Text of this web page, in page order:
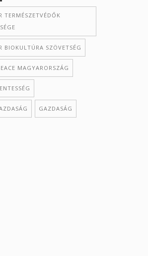
TERMÉSZETVÉDŐK
BIOKULTÚRA SZÖVETSÉG
MAGYARORSZÁG
GAZDASÁG